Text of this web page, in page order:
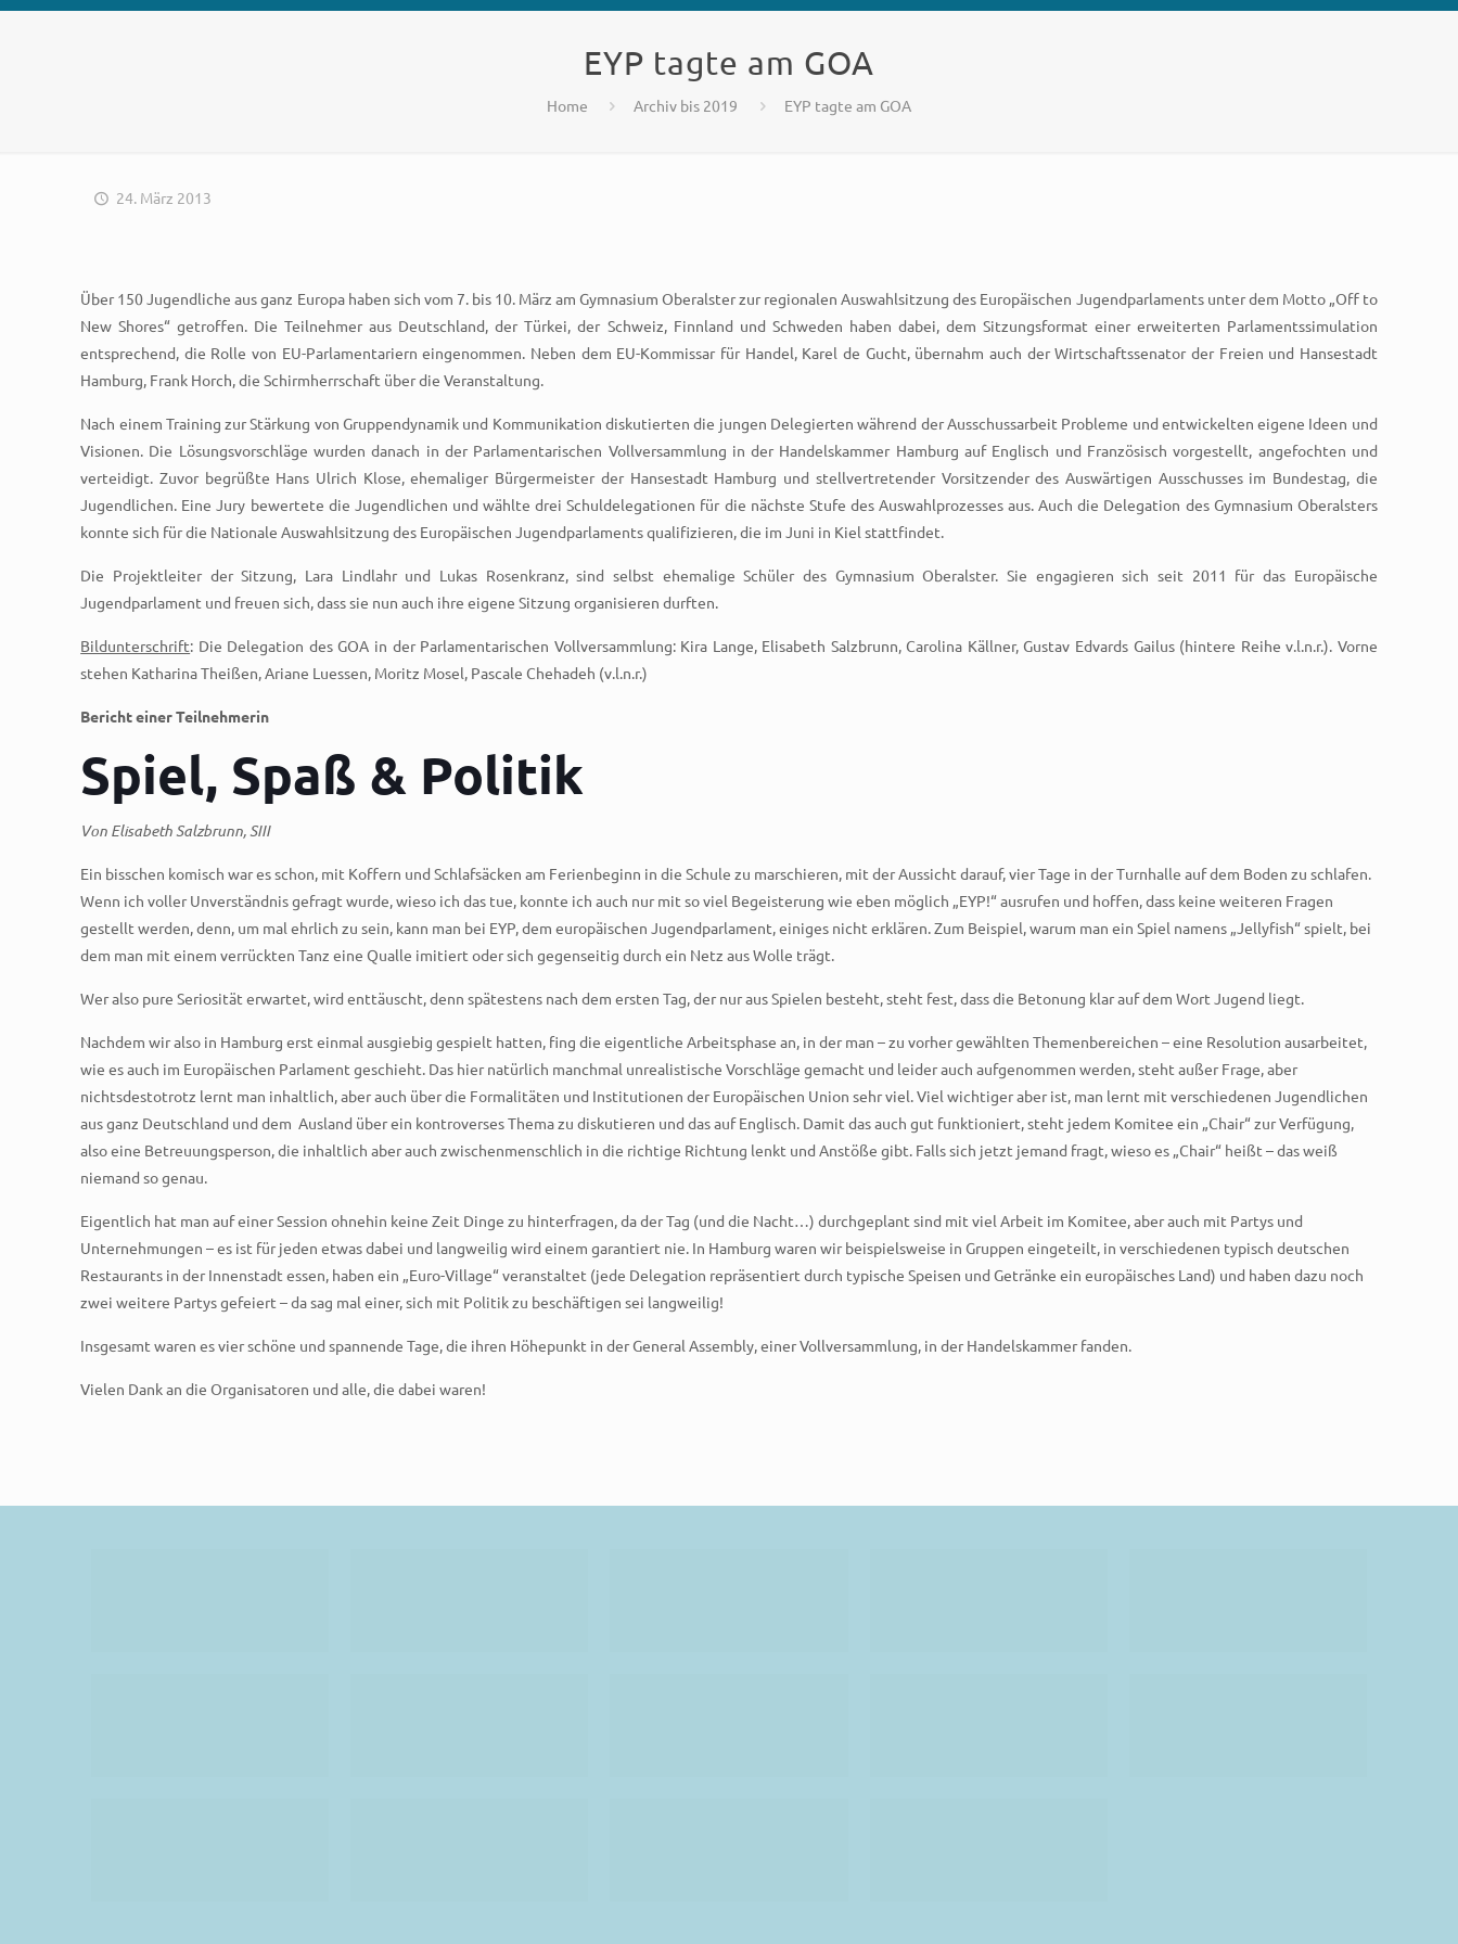
EYP tagte am GOA
Home Archiv bis 2019 EYP tagte am GOA
24. März 2013
Über 150 Jugendliche aus ganz Europa haben sich vom 7. bis 10. März am Gymnasium Oberalster zur regionalen Auswahlsitzung des Europäischen Jugendparlaments unter dem Motto „Off to
New Shores“ getroffen. Die Teilnehmer aus Deutschland, der Türkei, der Schweiz, Finnland und Schweden haben dabei, dem Sitzungsformat einer erweiterten Parlamentssimulation
entsprechend, die Rolle von EU-Parlamentariern eingenommen. Neben dem EU-Kommissar für Handel, Karel de Gucht, übernahm auch der Wirtschaftssenator der Freien und Hansestadt
Hamburg, Frank Horch, die Schirmherrschaft über die Veranstaltung.
Nach einem Training zur Stärkung von Gruppendynamik und Kommunikation diskutierten die jungen Delegierten während der Ausschussarbeit Probleme und entwickelten eigene Ideen und
Visionen. Die Lösungsvorschläge wurden danach in der Parlamentarischen Vollversammlung in der Handelskammer Hamburg auf Englisch und Französisch vorgestellt, angefochten und
verteidigt. Zuvor begrüßte Hans Ulrich Klose, ehemaliger Bürgermeister der Hansestadt Hamburg und stellvertretender Vorsitzender des Auswärtigen Ausschusses im Bundestag, die
Jugendlichen. Eine Jury bewertete die Jugendlichen und wählte drei Schuldelegationen für die nächste Stufe des Auswahlprozesses aus. Auch die Delegation des Gymnasium Oberalsters
konnte sich für die Nationale Auswahlsitzung des Europäischen Jugendparlaments qualifizieren, die im Juni in Kiel stattfindet.
Die Projektleiter der Sitzung, Lara Lindlahr und Lukas Rosenkranz, sind selbst ehemalige Schüler des Gymnasium Oberalster. Sie engagieren sich seit 2011 für das Europäische
Jugendparlament und freuen sich, dass sie nun auch ihre eigene Sitzung organisieren durften.
Bildunterschrift: Die Delegation des GOA in der Parlamentarischen Vollversammlung: Kira Lange, Elisabeth Salzbrunn, Carolina Källner, Gustav Edvards Gailus (hintere Reihe v.l.n.r.). Vorne
stehen Katharina Theißen, Ariane Luessen, Moritz Mosel, Pascale Chehadeh (v.l.n.r.)
Bericht einer Teilnehmerin
Spiel, Spaß & Politik
Von Elisabeth Salzbrunn, SIII
Ein bisschen komisch war es schon, mit Koffern und Schlafsäcken am Ferienbeginn in die Schule zu marschieren, mit der Aussicht darauf, vier Tage in der Turnhalle auf dem Boden zu schlafen.
Wenn ich voller Unverständnis gefragt wurde, wieso ich das tue, konnte ich auch nur mit so viel Begeisterung wie eben möglich „EYP!“ ausrufen und hoffen, dass keine weiteren Fragen
gestellt werden, denn, um mal ehrlich zu sein, kann man bei EYP, dem europäischen Jugendparlament, einiges nicht erklären. Zum Beispiel, warum man ein Spiel namens „Jellyfish“ spielt, bei
dem man mit einem verrückten Tanz eine Qualle imitiert oder sich gegenseitig durch ein Netz aus Wolle trägt.
Wer also pure Seriosität erwartet, wird enttäuscht, denn spätestens nach dem ersten Tag, der nur aus Spielen besteht, steht fest, dass die Betonung klar auf dem Wort Jugend liegt.
Nachdem wir also in Hamburg erst einmal ausgiebig gespielt hatten, fing die eigentliche Arbeitsphase an, in der man – zu vorher gewählten Themenbereichen – eine Resolution ausarbeitet,
wie es auch im Europäischen Parlament geschieht. Das hier natürlich manchmal unrealistische Vorschläge gemacht und leider auch aufgenommen werden, steht außer Frage, aber
nichtsdestotrotz lernt man inhaltlich, aber auch über die Formalitäten und Institutionen der Europäischen Union sehr viel. Viel wichtiger aber ist, man lernt mit verschiedenen Jugendlichen
aus ganz Deutschland und dem Ausland über ein kontroverses Thema zu diskutieren und das auf Englisch. Damit das auch gut funktioniert, steht jedem Komitee ein „Chair“ zur Verfügung,
also eine Betreuungsperson, die inhaltlich aber auch zwischenmenschlich in die richtige Richtung lenkt und Anstöße gibt. Falls sich jetzt jemand fragt, wieso es „Chair“ heißt – das weiß
niemand so genau.
Eigentlich hat man auf einer Session ohnehin keine Zeit Dinge zu hinterfragen, da der Tag (und die Nacht…) durchgeplant sind mit viel Arbeit im Komitee, aber auch mit Partys und
Unternehmungen – es ist für jeden etwas dabei und langweilig wird einem garantiert nie. In Hamburg waren wir beispielsweise in Gruppen eingeteilt, in verschiedenen typisch deutschen
Restaurants in der Innenstadt essen, haben ein „Euro-Village“ veranstaltet (jede Delegation repräsentiert durch typische Speisen und Getränke ein europäisches Land) und haben dazu noch
zwei weitere Partys gefeiert – da sag mal einer, sich mit Politik zu beschäftigen sei langweilig!
Insgesamt waren es vier schöne und spannende Tage, die ihren Höhepunkt in der General Assembly, einer Vollversammlung, in der Handelskammer fanden.
Vielen Dank an die Organisatoren und alle, die dabei waren!